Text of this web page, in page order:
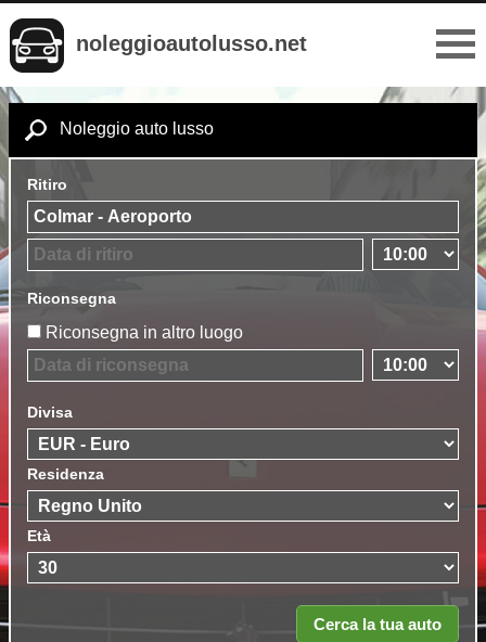
noleggioautolusso.net
Noleggio auto lusso
Ritiro
Riconsegna
Riconsegna in altro luogo
Divisa
Residenza
Età